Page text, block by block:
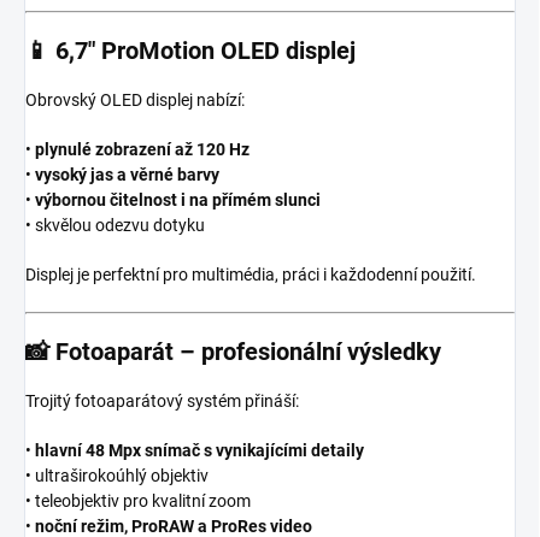
📱 6,7″ ProMotion OLED displej
Obrovský OLED displej nabízí:
• plynulé zobrazení až 120 Hz
• vysoký jas a věrné barvy
• výbornou čitelnost i na přímém slunci
• skvělou odezvu dotyku
Displej je perfektní pro multimédia, práci i každodenní použití.
📸 Fotoaparát – profesionální výsledky
Trojitý fotoaparátový systém přináší:
• hlavní 48 Mpx snímač s vynikajícími detaily
• ultraširokoúhlý objektiv
• teleobjektiv pro kvalitní zoom
• noční režim, ProRAW a ProRes video